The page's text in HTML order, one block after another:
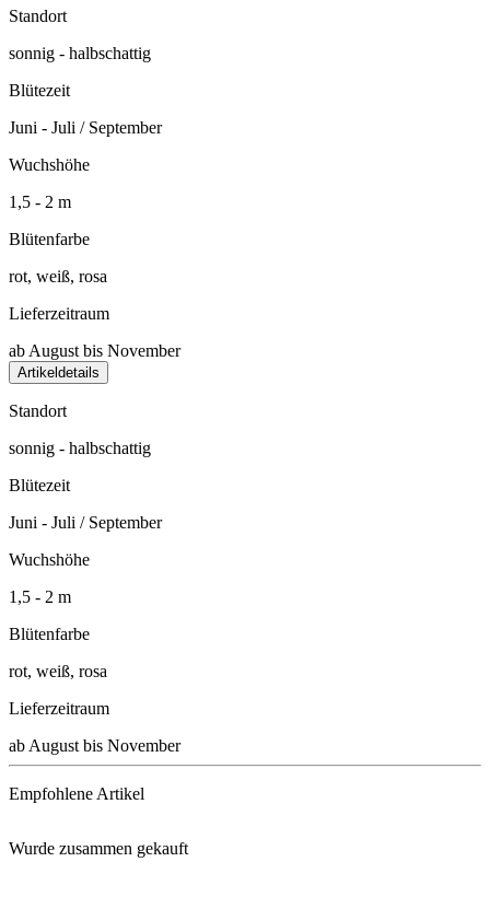
Standort
sonnig - halbschattig
Blütezeit
Juni - Juli / September
Wuchshöhe
1,5 - 2 m
Blütenfarbe
rot, weiß, rosa
Lieferzeitraum
ab August bis November
Artikeldetails
Standort
sonnig - halbschattig
Blütezeit
Juni - Juli / September
Wuchshöhe
1,5 - 2 m
Blütenfarbe
rot, weiß, rosa
Lieferzeitraum
ab August bis November
Empfohlene Artikel
Wurde zusammen gekauft